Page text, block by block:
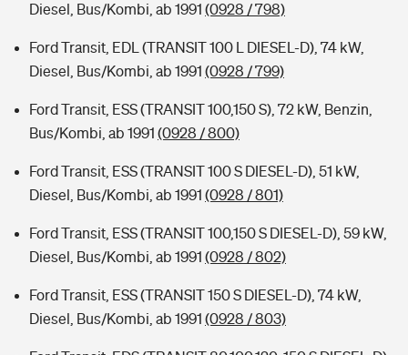
Diesel, Bus/Kombi, ab 1991 (0928 / 798)
Ford Transit, EDL (TRANSIT 100 L DIESEL-D), 74 kW,
Diesel, Bus/Kombi, ab 1991 (0928 / 799)
Ford Transit, ESS (TRANSIT 100,150 S), 72 kW, Benzin,
Bus/Kombi, ab 1991 (0928 / 800)
Ford Transit, ESS (TRANSIT 100 S DIESEL-D), 51 kW,
Diesel, Bus/Kombi, ab 1991 (0928 / 801)
Ford Transit, ESS (TRANSIT 100,150 S DIESEL-D), 59 kW,
Diesel, Bus/Kombi, ab 1991 (0928 / 802)
Ford Transit, ESS (TRANSIT 150 S DIESEL-D), 74 kW,
Diesel, Bus/Kombi, ab 1991 (0928 / 803)